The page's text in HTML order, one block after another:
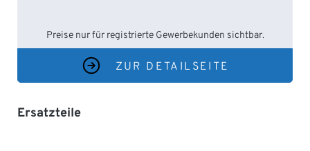
Preise nur für registrierte Gewerbekunden sichtbar.
ZUR DETAILSEITE
Produktgalerie überspringen
Ersatzteile